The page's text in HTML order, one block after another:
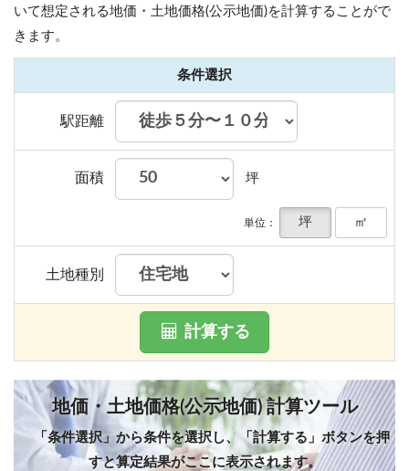
いて想定される地価・土地価格(公示地価)を計算することがで
きます。
条件選択
駅距離
面積 坪
単位： 坪 ㎡
土地種別
計算する
地価・土地価格(公示地価) 計算ツール
「条件選択」から条件を選択し、「計算する」ボタンを押
すと算定結果がここに表示されます。